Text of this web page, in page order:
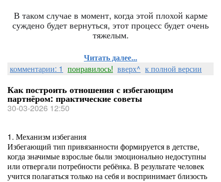
В таком случае в момент, когда этой плохой карме
суждено будет вернуться, этот процесс будет очень
тяжелым.
Читать далее...
комментарии: 1 понравилось! вверх^ к полной версии
Как построить отношения с избегающим
партнёром: практические советы
30-03-2026 12:50
1. Механизм избегания
Избегающий тип привязанности формируется в детстве,
когда значимые взрослые были эмоционально недоступны
или отвергали потребности ребёнка. В результате человек
учится полагаться только на себя и воспринимает близость